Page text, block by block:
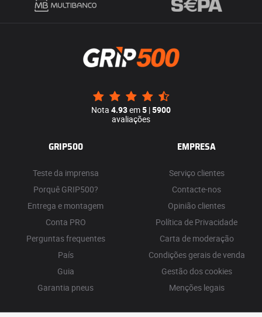
Nota 4.93em5 |5900
avaliações
GRIP500
Teste da imprensa
Porquê GRIP500?
Entrega e montagem
Conta PRO
Perguntas frequentes
País
Guia
Garantia pneus
EMPRESA
Serviço clientes
Contacte-nos
Opinião clientes
Política de Privacidade
Carta de moderação
Condições gerais de venda
Gestão dos cookies
Menções legais